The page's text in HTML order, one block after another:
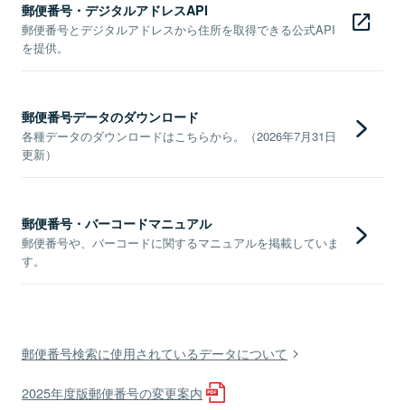
郵便番号・デジタルアドレスAPI
郵便番号とデジタルアドレスから住所を取得できる公式API
を提供。
郵便番号データのダウンロード
各種データのダウンロードはこちらから。（2026年7月31日
更新）
郵便番号・バーコードマニュアル
郵便番号や、バーコードに関するマニュアルを掲載していま
す。
郵便番号検索に使用されているデータについて
2025年度版郵便番号の変更案内